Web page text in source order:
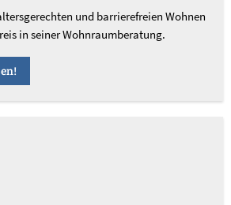
und barrierefreien Wohnen
in seiner Wohnraumberatung.